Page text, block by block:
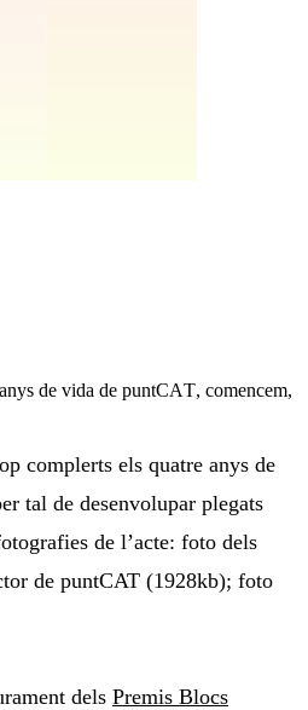
de vida de puntCAT, comencem,
complerts els quatre anys de
tal de desenvolupar plegats
de l’acte: foto dels
de puntCAT (1928kb); foto
dels Premis Blocs